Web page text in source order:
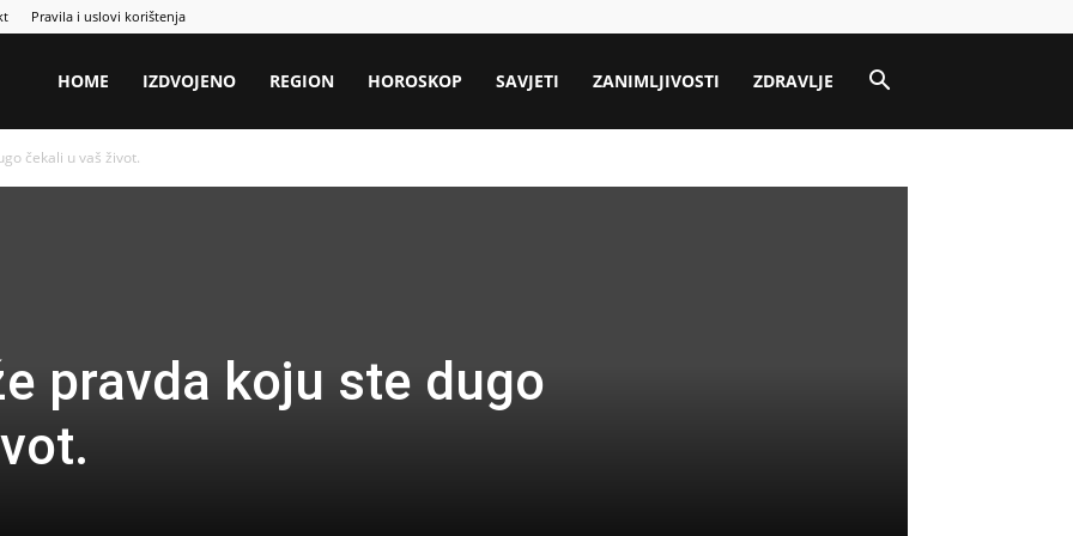
Pravila i uslovi korištenja
HOME IZDVOJENO REGION HOROSKOP SAVJETI ZANIMLJIVOSTI ZDRAVLJE
čekali u vaš život.
pravda koju ste dugo